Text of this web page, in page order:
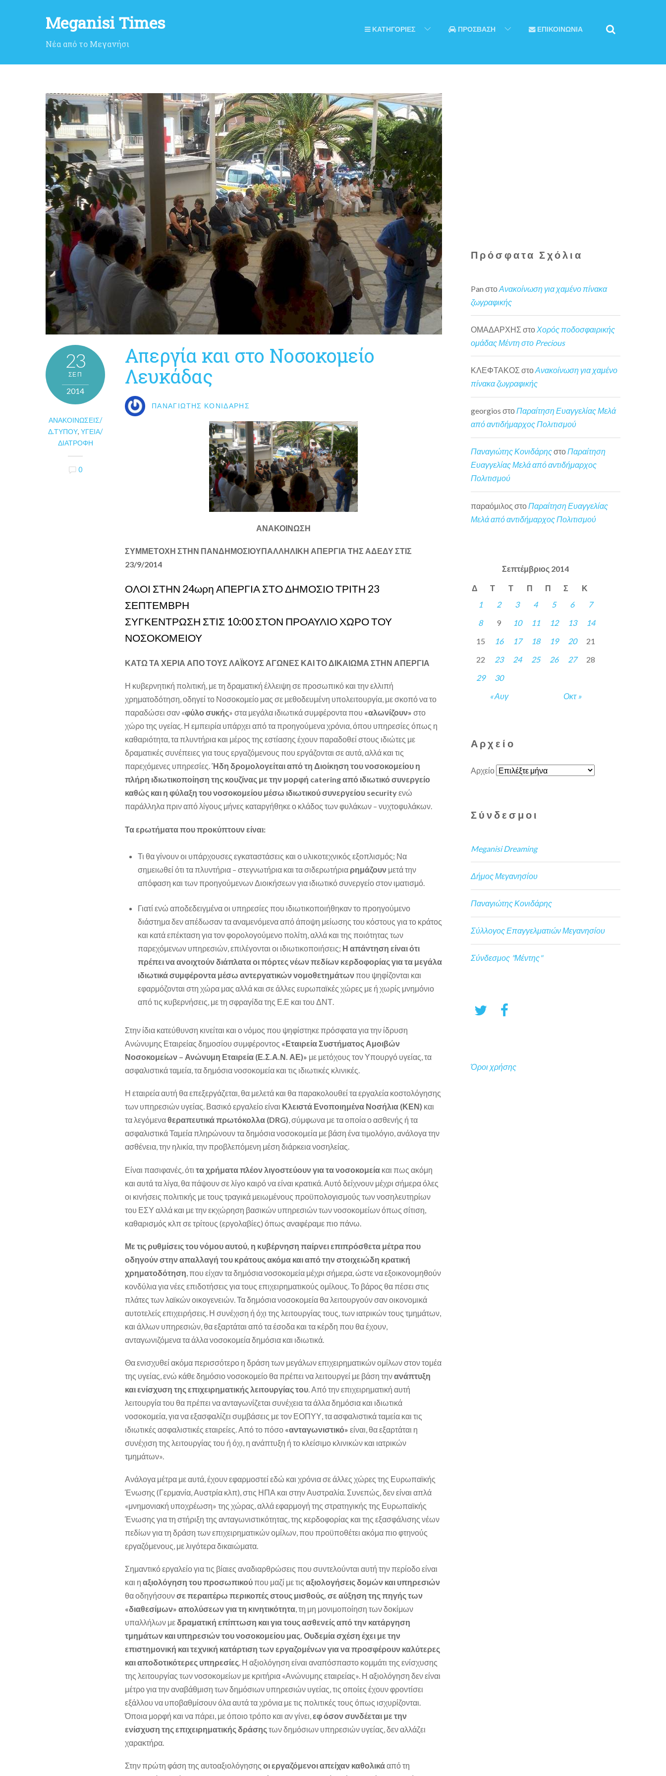
Meganisi Times
Νέα από το Μεγανήσι
ΚΑΤΗΓΟΡΙΕΣ ΠΡΟΣΒΑΣΗ ΕΠΙΚΟΙΝΩΝΙΑ
23
ΣΕΠ
2014
ΑΝΑΚΟΙΝΏΣΕΙΣ/
Δ.ΤΎΠΟΥ, ΥΓΕΊΑ/
ΔΙΑΤΡΟΦΉ
0
Απεργία και στο Νοσοκομείο
Λευκάδας
ΠΑΝΑΓΙΏΤΗΣ ΚΟΝΙΔΆΡΗΣ
ΑΝΑΚΟΙΝΩΣΗ
ΣΥΜΜΕΤΟΧΗ ΣΤΗΝ ΠΑΝΔΗΜΟΣΙΟΥΠΑΛΛΗΛΙΚΗ ΑΠΕΡΓΙΑ ΤΗΣ ΑΔΕΔΥ ΣΤΙΣ
23/9/2014
ΟΛΟΙ ΣΤΗΝ 24ωρη ΑΠΕΡΓΙΑ ΣΤΟ ΔΗΜΟΣΙΟ ΤΡΙΤΗ 23
ΣΕΠΤΕΜΒΡΗ
ΣΥΓΚΕΝΤΡΩΣΗ ΣΤΙΣ 10:00 ΣΤΟΝ ΠΡΟΑΥΛΙΟ ΧΩΡΟ ΤΟΥ
ΝΟΣΟΚΟΜΕΙΟΥ
ΚΑΤΩ ΤΑ ΧΕΡΙΑ ΑΠΟ ΤΟΥΣ ΛΑΪΚΟΥΣ ΑΓΩΝΕΣ ΚΑΙ ΤΟ ΔΙΚΑΙΩΜΑ ΣΤΗΝ ΑΠΕΡΓΙΑ
Η κυβερνητική πολιτική, με τη δραματική έλλειψη σε προσωπικό και την ελλιπή
χρηματοδότηση, οδηγεί το Νοσοκομείο μας σε μεθοδευμένη υπολειτουργία, με σκοπό να το
παραδώσει σαν «φύλο συκής» στα μεγάλα ιδιωτικά συμφέροντα που «αλωνίζουν» στο
χώρο της υγείας. Η εμπειρία υπάρχει από τα προηγούμενα χρόνια, όπου υπηρεσίες όπως η
καθαριότητα, τα πλυντήρια και μέρος της εστίασης έχουν παραδοθεί στους ιδιώτες με
δραματικές συνέπειες για τους εργαζόμενους που εργάζονται σε αυτά, αλλά και τις
παρεχόμενες υπηρεσίες.Ήδη δρομολογείται από τη Διοίκηση του νοσοκομείου η
πλήρη ιδιωτικοποίηση της κουζίνας με την μορφή catering από ιδιωτικό συνεργείο
καθώς και η φύλαξη του νοσοκομείου μέσω ιδιωτικού συνεργείου securityενώ
παράλληλα πριν από λίγους μήνες καταργήθηκε ο κλάδος των φυλάκων – νυχτοφυλάκων.
Τα ερωτήματα που προκύπτουν είναι:
Τι θα γίνουν οι υπάρχουσες εγκαταστάσεις και ο υλικοτεχνικός εξοπλισμός; Να
σημειωθεί ότι τα πλυντήρια – στεγνωτήρια και τα σιδερωτήρια ρημάζουν μετά την
απόφαση και των προηγούμενων Διοικήσεων για ιδιωτικό συνεργείο στον ιματισμό.
Γιατί ενώ αποδεδειγμένα οι υπηρεσίες που ιδιωτικοποιήθηκαν το προηγούμενο
διάστημα δεν απέδωσαν τα αναμενόμενα από άποψη μείωσης του κόστους για το κράτος
και κατά επέκταση για τον φορολογούμενο πολίτη, αλλά και της ποιότητας των
παρεχόμενων υπηρεσιών, επιλέγονται οι ιδιωτικοποιήσεις; Η απάντηση είναι ότι
πρέπει να ανοιχτούν διάπλατα οι πόρτες νέων πεδίων κερδοφορίας για τα μεγάλα
ιδιωτικά συμφέροντα μέσω αντεργατικών νομοθετημάτων που ψηφίζονται και
εφαρμόζονται στη χώρα μας αλλά και σε άλλες ευρωπαϊκές χώρες με ή χωρίς μνημόνιο
από τις κυβερνήσεις, με τη σφραγίδα της Ε.Ε και του ΔΝΤ.
Στην ίδια κατεύθυνση κινείται και ο νόμος που ψηφίστηκε πρόσφατα για την ίδρυση
Ανώνυμης Εταιρείας δημοσίου συμφέροντος «Εταιρεία Συστήματος Αμοιβών
Νοσοκομείων – Ανώνυμη Εταιρεία (Ε.Σ.Α.Ν. ΑΕ)» με μετόχους τον Υπουργό υγείας, τα
ασφαλιστικά ταμεία, τα δημόσια νοσοκομεία και τις ιδιωτικές κλινικές.
Η εταιρεία αυτή θα επεξεργάζεται, θα μελετά και θα παρακολουθεί τα εργαλεία κοστολόγησης
των υπηρεσιών υγείας. Βασικό εργαλείο είναι Κλειστά Ενοποιημένα Νοσήλια (ΚΕΝ) και
τα λεγόμεναθεραπευτικά πρωτόκολλα (DRG), σύμφωνα με τα οποία ο ασθενής ή τα
ασφαλιστικά Ταμεία πληρώνουν τα δημόσια νοσοκομεία με βάση ένα τιμολόγιο, ανάλογα την
ασθένεια, την ηλικία, την προβλεπόμενη μέση διάρκεια νοσηλείας.
Είναι πασιφανές, ότι τα χρήματα πλέον λιγοστεύουν για τα νοσοκομεία και πως ακόμη
και αυτά τα λίγα, θα πάψουν σε λίγο καιρό να είναι κρατικά. Αυτό δείχνουν μέχρι σήμερα όλες
οι κινήσεις πολιτικής με τους τραγικά μειωμένους προϋπολογισμούς των νοσηλευτηρίων
του ΕΣΥ αλλά και με την εκχώρηση βασικών υπηρεσιών των νοσοκομείων όπως σίτιση,
καθαρισμός κλπ σε τρίτους (εργολαβίες) όπως αναφέραμε πιο πάνω.
Με τις ρυθμίσεις του νόμου αυτού, η κυβέρνηση παίρνει επιπρόσθετα μέτρα που
οδηγούν στην απαλλαγή του κράτους ακόμα και από την στοιχειώδη κρατική
χρηματοδότηση , που είχαν τα δημόσια νοσοκομεία μέχρι σήμερα, ώστε να εξοικονομηθούν
κονδύλια για νέες επιδοτήσεις για τους επιχειρηματικούς ομίλους. Το βάρος θα πέσει στις
πλάτες των λαϊκών οικογενειών. Τα δημόσια νοσοκομεία θα λειτουργούν σαν οικονομικά
αυτοτελείς επιχειρήσεις. Η συνέχιση ή όχι της λειτουργίας τους, των ιατρικών τους τμημάτων,
και άλλων υπηρεσιών, θα εξαρτάται από τα έσοδα και τα κέρδη που θα έχουν,
ανταγωνιζόμενα τα άλλα νοσοκομεία δημόσια και ιδιωτικά.
Θα ενισχυθεί ακόμα περισσότερο η δράση των μεγάλων επιχειρηματικών ομίλων στον τομέα
της υγείας, ενώ κάθε δημόσιο νοσοκομείο θα πρέπει να λειτουργεί με βάση τηνανάπτυξη
και ενίσχυση της επιχειρηματικής λειτουργίας του. Από την επιχειρηματική αυτή
λειτουργία του θα πρέπει να ανταγωνίζεται συνέχεια τα άλλα δημόσια και ιδιωτικά
νοσοκομεία, για να εξασφαλίζει συμβάσεις με τον ΕΟΠΥΥ, τα ασφαλιστικά ταμεία και τις
ιδιωτικές ασφαλιστικές εταιρείες. Από το πόσο «ανταγωνιστικό» είναι, θα εξαρτάται η
συνέχιση της λειτουργίας του ή όχι, η ανάπτυξη ή το κλείσιμο κλινικών και ιατρικών
τμημάτων».
Ανάλογα μέτρα με αυτά, έχουν εφαρμοστεί εδώ και χρόνια σε άλλες χώρες της Ευρωπαϊκής
Ένωσης (Γερμανία, Αυστρία κλπ), στις ΗΠΑ και στην Αυστραλία. Συνεπώς, δεν είναι απλά
«μνημονιακή υποχρέωση» της χώρας, αλλά εφαρμογή της στρατηγικής της Ευρωπαϊκής
Ένωσης για τη στήριξη της ανταγωνιστικότητας, της κερδοφορίας και της εξασφάλισης νέων
πεδίων για τη δράση των επιχειρηματικών ομίλων, που προϋποθέτει ακόμα πιο φτηνούς
εργαζόμενους, με λιγότερα δικαιώματα.
Σημαντικό εργαλείο για τις βίαιες αναδιαρθρώσεις που συντελούνται αυτή την περίοδο είναι
και η αξιολόγηση του προσωπικούπου μαζί με τις αξιολογήσεις δομών και υπηρεσιών
θα οδηγήσουνσε περαιτέρω περικοπές στους μισθούς, σε αύξηση της πηγής των
«διαθεσίμων» απολύσεων για τη κινητικότητα, τη μη μονιμοποίηση των δοκίμων
υπαλλήλων μεδραματική επίπτωση και για τους ασθενείς από την κατάργηση
τμημάτων και υπηρεσιών του νοσοκομείου μας. Ουδεμία σχέση έχει με την
επιστημονική και τεχνική κατάρτιση των εργαζομένων για να προσφέρουν καλύτερες
και αποδοτικότερες υπηρεσίες. Η αξιολόγηση είναι αναπόσπαστο κομμάτι της ενίσχυσης
της λειτουργίας των νοσοκομείων με κριτήρια «Ανώνυμης εταιρείας». Η αξιολόγηση δεν είναι
μέτρο για την αναβάθμιση των δημόσιων υπηρεσιών υγείας, τις οποίες έχουν φροντίσει
εξάλλου να υποβαθμίσουν όλα αυτά τα χρόνια με τις πολιτικές τους όπως ισχυρίζονται.
Όποια μορφή και να πάρει, με όποιο τρόπο και αν γίνει,εφ όσον συνδέεται με την
ενίσχυση της επιχειρηματικής δράσης των δημόσιων υπηρεσιών υγείας, δεν αλλάζει
χαρακτήρα.
Στην πρώτη φάση της αυτοαξιολόγησης οι εργαζόμενοι απείχαν καθολικάαπό τη
Πρόσφατα Σχόλια
Pan στοΑνακοίνωση για χαμένο πίνακα
ζωγραφικής
ΟΜΑΔΑΡΧΗΣ στο Χορός ποδοσφαιρικής
ομάδας Μέντη στο Precious
ΚΛΕΦΤΑΚΟΣ στοΑνακοίνωση για χαμένο
πίνακα ζωγραφικής
georgios στοΠαραίτηση Ευαγγελίας Μελά
από αντιδήμαρχος Πολιτισμού
Παναγιώτης ΚονιδάρηςστοΠαραίτηση
Ευαγγελίας Μελά από αντιδήμαρχος
Πολιτισμού
παραόμιλος στο Παραίτηση Ευαγγελίας
Μελά από αντιδήμαρχος Πολιτισμού
Σεπτέμβριος 2014
Δ Τ Τ Π Π Σ Κ
« Αυγ Οκτ »
1 2 3 4 5 6
7
8
9 10 11 12 13
14
15
16 17 18 19 20
21
22
23 24 25 26 27
28
29
30
Αρχείο
Αρχείο
Σύνδεσμοι
Meganisi Dreaming
Δήμος Μεγανησίου
Παναγιώτης Κονιδάρης
Σύλλογος Επαγγελματιών Μεγανησίου
Σύνδεσμος "Μέντης"
Όροι χρήσης